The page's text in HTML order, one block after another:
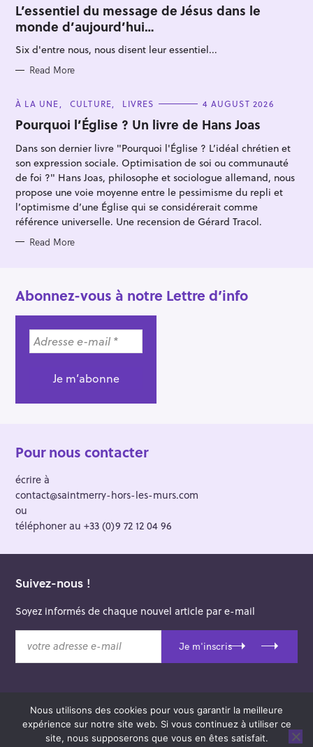
T
E
G
O
R
I
S
L’essentiel du message de Jésus dans le
monde d’aujourd’hui…
Six d'entre nous, nous disent leur essentiel...
Read More
C
T
E
O
I
E
S
À LA UNE CULTURE LIVRES 4 AUGUST 2026
Pourquoi l’Église ? Un livre de Hans Joas
Dans son dernier livre "Pourquoi l'Église ? L’idéal chrétien et
son expression sociale. Optimisation de soi ou communauté
de foi ?" Hans Joas, philosophe et sociologue allemand, nous
propose une voie moyenne entre le pessimisme du repli et
l’optimisme d’une Église qui se considérerait comme
référence universelle. Une recension de Gérard Tracol.
Read More
Abonnez-vous à notre Lettre d’info
Pour nous contacter
écrire à
contact@saintmerry-hors-les-murs.com
ou
téléphoner au +33 (0)9 72 12 04 96
Suivez-nous !
Soyez informés de chaque nouvel article par e-mail
t
Je m'inscris
© 2026 Saint-Merry Hors-les-Murs.
Theme: Felt byPixelgrade.
Nous utilisons des cookies pour vous garantir la meilleure
expérience sur notre site web. Si vous continuez à utiliser ce
site, nous supposerons que vous en êtes satisfait.